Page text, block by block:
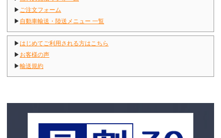
▶ ご注文フォーム
▶ 自動車輸送・陸送メニュー 一覧
▶はじめてご利用される方はこちら
▶ お客様の声
▶輸送規約